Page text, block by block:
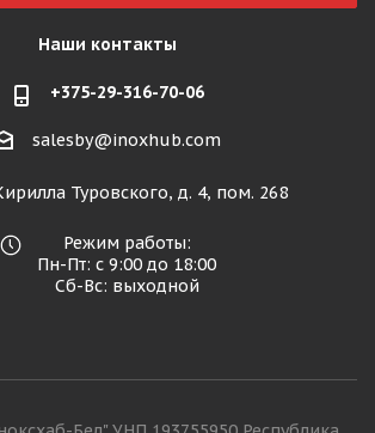
Наши контакты
+375-29-316-70-06
salesby@inoxhub.com
Туровского, д. 4, пом. 268
Режим работы:
Пн-Пт: с 9:00 до 18:00
Сб-Вс: выходной